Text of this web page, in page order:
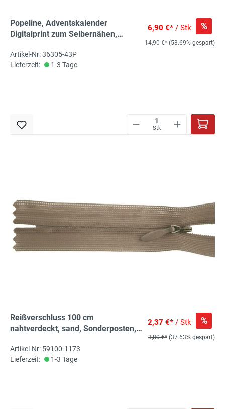
Popeline, Adventskalender
Digitalprint zum Selbernähen,
ca.100cm x 135cm, 115 g/m², Öko-
Tex-zertifiziert
6,90 €* / Stk %
14,90 €* (53.69% gespart)
Artikel-Nr: 36305-43P
Lieferzeit:
1-3 Tage
Stk
Reißverschluss 100 cm
nahtverdeckt, sand, Sonderposten,
2,37 €* / Stk %
3,80 €* (37.63% gespart)
Artikel-Nr: 59100-1173
Lieferzeit:
1-3 Tage